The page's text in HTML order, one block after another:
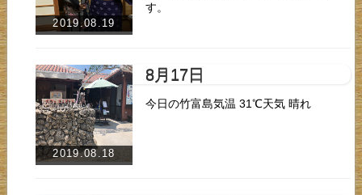
2019.08.19
す。
2019.08.18
8月17日
今日の竹富島気温 31℃天気 晴れ